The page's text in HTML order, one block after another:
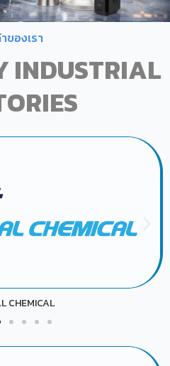
ของเรา
INDUSTRIAL